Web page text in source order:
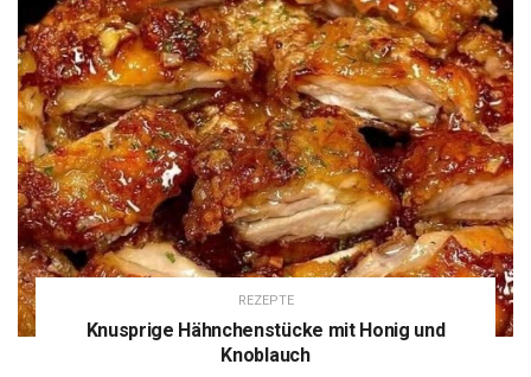
REZEPTE
Knusprige Hähnchenstücke mit Honig und
Knoblauch